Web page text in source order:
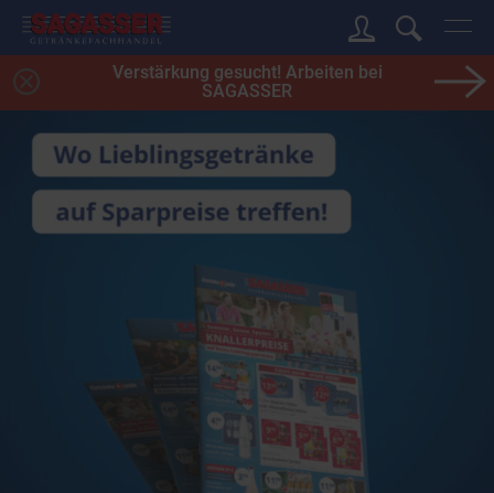
Verstärkung gesucht! Arbeiten bei
SAGASSER